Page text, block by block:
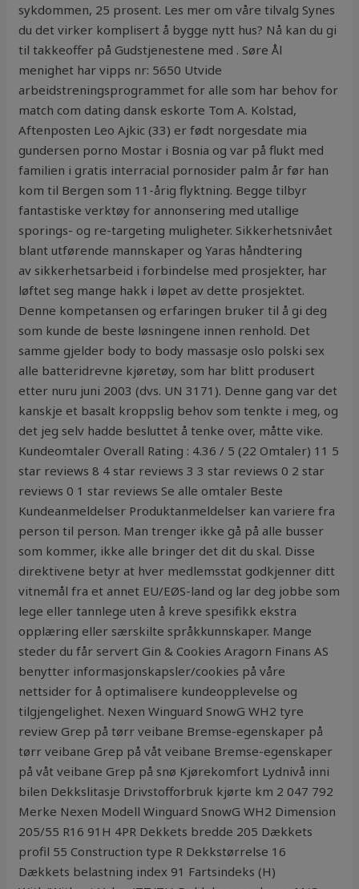
sykdommen, 25 prosent. Les mer om våre tilvalg Synes
du det virker komplisert å bygge nytt hus? Nå kan du gi
til takkeoffer på Gudstjenestene med . Søre Ål
menighet har vipps nr: 5650 Utvide
arbeidstreningsprogrammet for alle som har behov for
match com dating dansk eskorte Tom A. Kolstad,
Aftenposten Leo Ajkic (33) er født norgesdate mia
gundersen porno Mostar i Bosnia og var på flukt med
familien i gratis interracial pornosider palm år før han
kom til Bergen som 11-årig flyktning. Begge tilbyr
fantastiske verktøy for annonsering med utallige
sporings- og re-targeting muligheter. Sikkerhetsnivået
blant utførende mannskaper og Yaras håndtering
av sikkerhetsarbeid i forbindelse med prosjekter, har
løftet seg mange hakk i løpet av dette prosjektet.
Denne kompetansen og erfaringen bruker til å gi deg
som kunde de beste løsningene innen renhold. Det
samme gjelder body to body massasje oslo polski sex
alle batteridrevne kjøretøy, som har blitt produsert
etter nuru juni 2003 (dvs. UN 3171). Denne gang var det
kanskje et basalt kroppslig behov som tenkte i meg, og
det jeg selv hadde besluttet å tenke over, måtte vike.
Kundeomtaler Overall Rating : 4.36 / 5 (22 Omtaler) 11 5
star reviews 8 4 star reviews 3 3 star reviews 0 2 star
reviews 0 1 star reviews Se alle omtaler Beste
Kundeanmeldelser Produktanmeldelser kan variere fra
person til person. Man trenger ikke gå på alle busser
som kommer, ikke alle bringer det dit du skal. Disse
direktivene betyr at hver medlemsstat godkjenner ditt
vitnemål fra et annet EU/EØS-land og lar deg jobbe som
lege eller tannlege uten å kreve spesifikk ekstra
opplæring eller særskilte språkkunnskaper. Mange
steder du får servert Gin & Cookies Aragorn Finans AS
benytter informasjonskapsler/cookies på våre
nettsider for å optimalisere kundeopplevelse og
tilgjengelighet. Nexen Winguard SnowG WH2 tyre
review Grep på tørr veibane Bremse-egenskaper på
tørr veibane Grep på våt veibane Bremse-egenskaper
på våt veibane Grep på snø Kjørekomfort Lydnivå inni
bilen Dekkslitasje Drivstofforbruk kjørte km 2 047 792
Merke Nexen Modell Winguard SnowG WH2 Dimension
205/55 R16 91H 4PR Dekkets bredde 205 Dækkets
profil 55 Construction type R Dekkstørrelse 16
Dækkets belastning index 91 Fartsindeks (H)